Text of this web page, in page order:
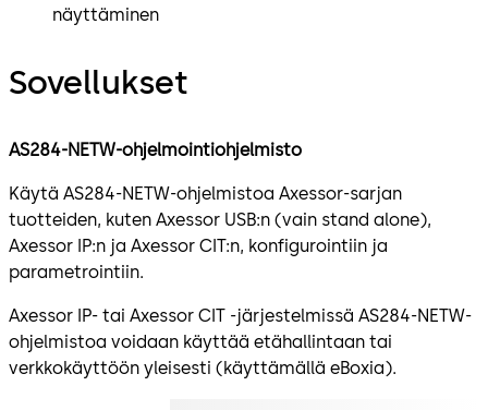
näyttäminen
Sovellukset
AS284-NETW-ohjelmointiohjelmisto
Käytä AS284-NETW-ohjelmistoa Axessor-sarjan
tuotteiden, kuten Axessor USB:n (vain stand alone),
Axessor IP:n ja Axessor CIT:n, konfigurointiin ja
parametrointiin.
Axessor IP- tai Axessor CIT -järjestelmissä AS284-NETW-
ohjelmistoa voidaan käyttää etähallintaan tai
verkkokäyttöön yleisesti (käyttämällä eBoxia).